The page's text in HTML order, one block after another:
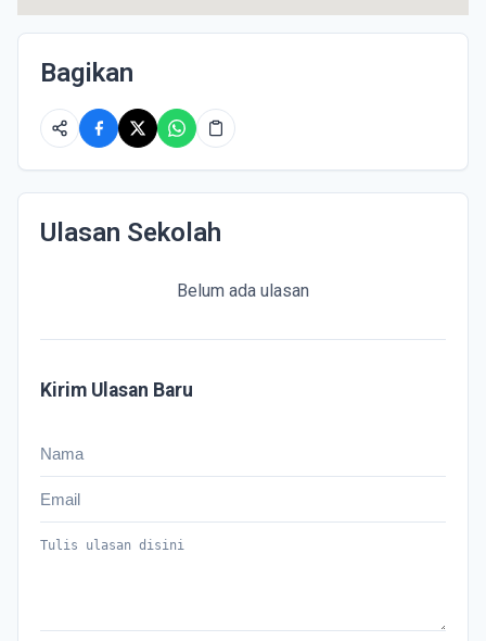
Bagikan
Ulasan Sekolah
Belum ada ulasan
Kirim Ulasan Baru